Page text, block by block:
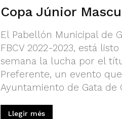
Copa Júnior
El Pabellón Municipal de
FBCV 2022-2023, está
semana la lucha por el
Preferente, un evento
Ayuntamiento de Gata de
Llegir més